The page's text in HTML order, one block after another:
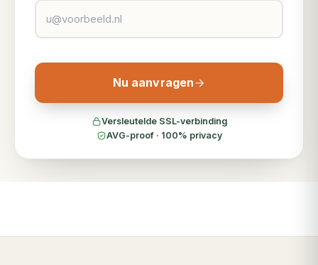
Nu aanvragen
Versleutelde SSL-verbinding
AVG-proof · 100% privacy